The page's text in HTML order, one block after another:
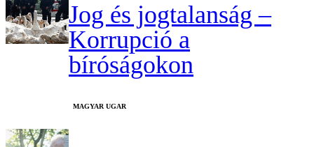
Jog és jogtalanság –
Korrupció a
bíróságokon
MAGYAR UGAR